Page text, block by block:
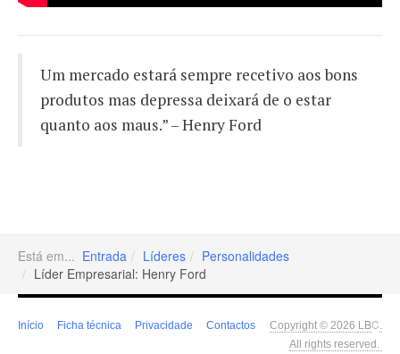
Um mercado estará sempre recetivo aos bons
produtos mas depressa deixará de o estar
quanto aos maus.” – Henry Ford
Está em... Entrada Líderes
Personalidades
Líder Empresarial: Henry Ford
Início Ficha técnica Privacidade Contactos Copyright © 2026 LBC.
All rights reserved.